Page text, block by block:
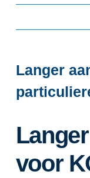
Langer
voor